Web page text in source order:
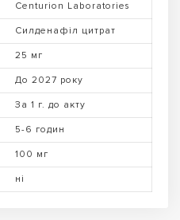
Centurion Laboratories
Силденафіл цитрат
25 мг
До 2027 року
За 1 г. до акту
5-6 годин
100 мг
ні